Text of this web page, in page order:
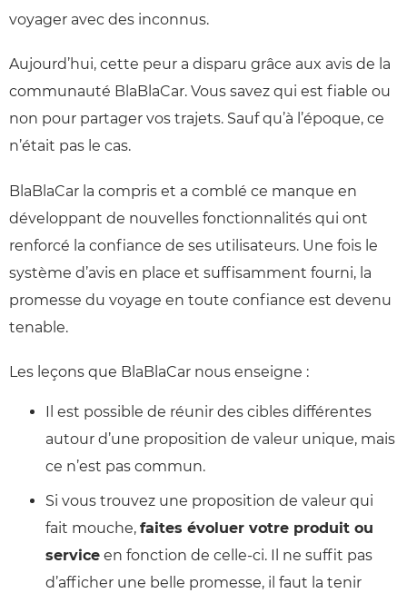
voyager avec des inconnus.
Aujourd’hui, cette peur a disparu grâce aux avis de la
communauté BlaBlaCar. Vous savez qui est fiable ou
non pour partager vos trajets. Sauf qu’à l’époque, ce
n’était pas le cas.
BlaBlaCar la compris et a comblé ce manque en
développant de nouvelles fonctionnalités qui ont
renforcé la confiance de ses utilisateurs. Une fois le
système d’avis en place et suffisamment fourni, la
promesse du voyage en toute confiance est devenu
tenable.
Les leçons que BlaBlaCar nous enseigne :
Il est possible de réunir des cibles différentes
autour d’une proposition de valeur unique, mais
ce n’est pas commun.
Si vous trouvez une proposition de valeur qui
fait mouche, faites évoluer votre produit ou
service en fonction de celle-ci. Il ne suffit pas
d’afficher une belle promesse, il faut la tenir